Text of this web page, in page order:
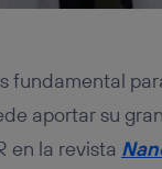
fundamental
aportar su
en la revista